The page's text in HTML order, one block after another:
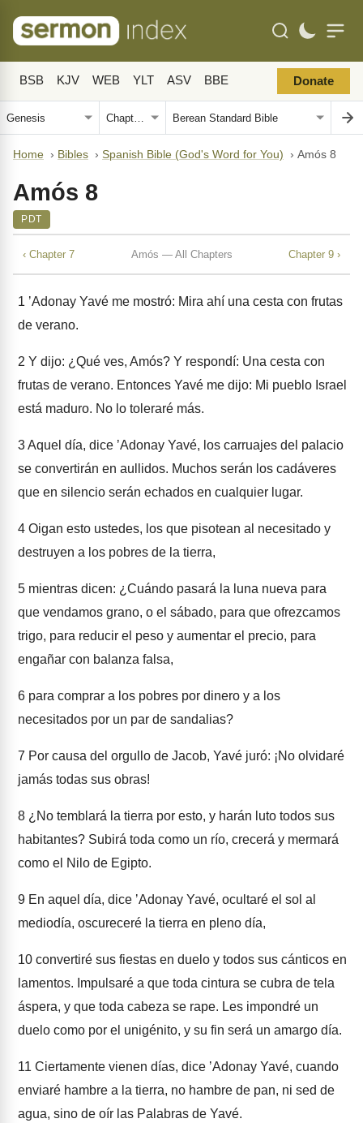
BSB KJV WEB YLT ASV BBE Donate
Home › Bibles › Spanish Bible (God's Word for You) › Amós 8
Amós 8
PDT
‹ Chapter 7 Amós — All Chapters Chapter 9 ›
1 ʼAdonay Yavé me mostró: Mira ahí una cesta con frutas
de verano.
2 Y dijo: ¿Qué ves, Amós? Y respondí: Una cesta con
frutas de verano. Entonces Yavé me dijo: Mi pueblo Israel
está maduro. No lo toleraré más.
3Aquel día, dice ʼAdonay Yavé, los carruajes del palacio
se convertirán en aullidos. Muchos serán los cadáveres
que en silencio serán echados en cualquier lugar.
4 Oigan esto ustedes, los que pisotean al necesitado y
destruyen a los pobres de la tierra,
5 mientras dicen: ¿Cuándo pasará la luna nueva para
que vendamos grano, o el sábado, para que ofrezcamos
trigo, para reducir el peso y aumentar el precio, para
engañar con balanza falsa,
6 para comprar a los pobres por dinero y a los
necesitados por un par de sandalias?
7 Por causa del orgullo de Jacob, Yavé juró: ¡No olvidaré
jamás todas sus obras!
8 ¿No temblará la tierra por esto, y harán luto todos sus
habitantes? Subirá toda como un río, crecerá y mermará
como el Nilo de Egipto.
9 En aquel día, dice ʼAdonay Yavé, ocultaré el sol al
mediodía, oscureceré la tierra en pleno día,
10 convertiré sus fiestas en duelo y todos sus cánticos en
lamentos. Impulsaré a que toda cintura se cubra de tela
áspera, y que toda cabeza se rape. Les impondré un
duelo como por el unigénito, y su fin será un amargo día.
11 Ciertamente vienen días, dice ʼAdonay Yavé, cuando
enviaré hambre a la tierra, no hambre de pan, ni sed de
agua, sino de oír las Palabras de Yavé.